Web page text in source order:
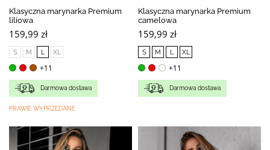
Klasyczna marynarka Premium
liliowa
159,99 zł
S M L XL
+11
Darmowa dostawa
PRAWIE WYPRZEDANE
Klasyczna marynarka Premium
camelowa
159,99 zł
S M L XL
+11
Darmowa dostawa